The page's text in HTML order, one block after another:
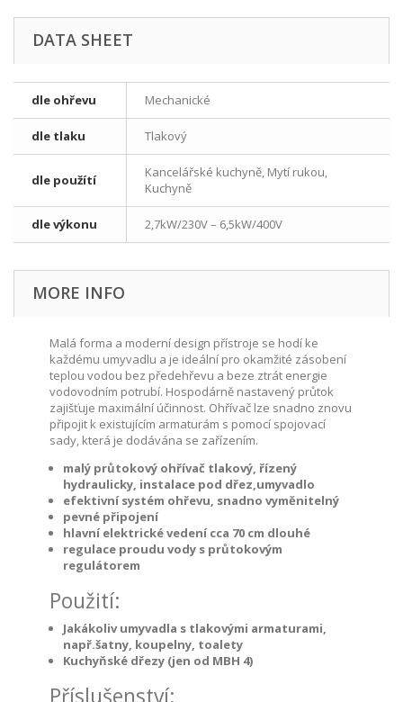
DATA SHEET
dle ohřevu Mechanické
dle tlaku Tlakový
dle použítí
Kancelářské kuchyně, Mytí rukou,
Kuchyně
dle výkonu 2,7kW/230V – 6,5kW/400V
MORE INFO
Malá forma a moderní design přístroje se hodí ke
každému umyvadlu a je ideální pro okamžité zásobení
teplou vodou bez předehřevu a beze ztrát energie
vodovodním potrubí. Hospodárně nastavený průtok
zajišťuje maximální účinnost. Ohřívač lze snadno znovu
připojit k existujícím armaturám s pomocí spojovací
sady, která je dodávána se zařízením.
malý průtokový ohřívač tlakový, řízený
hydraulicky, instalace pod dřez,umyvadlo
efektivní systém ohřevu, snadno vyměnitelný
pevné připojení
hlavní elektrické vedení cca 70 cm dlouhé
regulace proudu vody s průtokovým
regulátorem
Použití:
Jakákoliv umyvadla s tlakovými armaturami,
např.šatny, koupelny, toalety
Kuchyňské dřezy (jen od MBH 4)
Příslušenství: